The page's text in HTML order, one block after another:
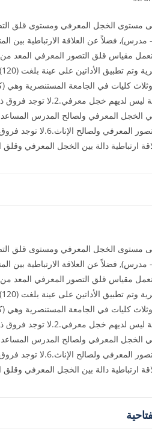
مستوى الخجل المعرفي ومستوى قلق
فضلاً عن العلاقة الارتباطية بين
ارتباطية دالة بين الخجل المعرفي وقلق
مستوى الخجل المعرفي ومستوى قلق
فضلاً عن العلاقة الارتباطية بين
ارتباطية دالة بين الخجل المعرفي وقلق